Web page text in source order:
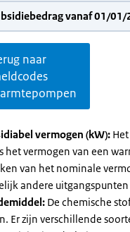
vanaf 01/
naar
vermogen (kW):
het vermogen van een
van het nominale
andere
De chemische
Er zijn verschillende